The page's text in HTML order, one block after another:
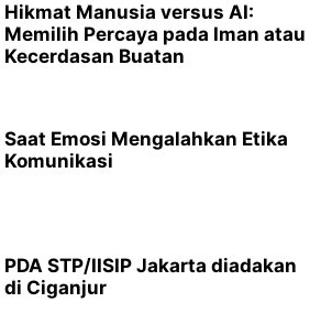
Hikmat Manusia versus AI:
Memilih Percaya pada Iman atau
Kecerdasan Buatan
Saat Emosi Mengalahkan Etika
Komunikasi
PDA STP/IISIP Jakarta diadakan
di Ciganjur